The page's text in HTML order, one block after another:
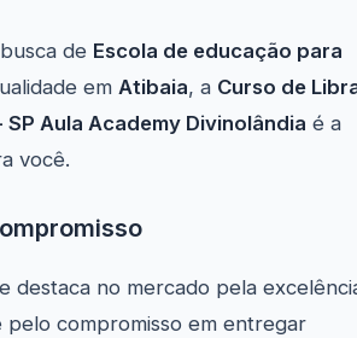
de Escola de educação para
em Atibaia, a Curso de
SP Aula Academy Divinolândia é a
você.
destaca no mercado pela
pelo compromisso em entregar